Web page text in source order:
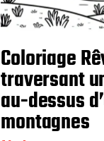
Coloriage
traversant
au-dessus
montagnes